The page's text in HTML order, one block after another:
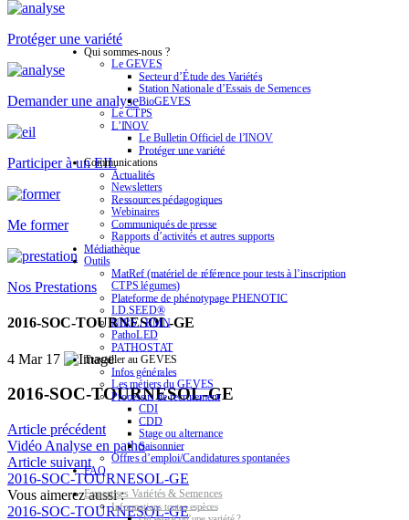
Protéger une variété
Demander une analyse
Participer à un EIL
Me former
Nos Prestations
2016-SOC-TOURNESOL-GE
4 Mar 17
2016-SOC-TOURNESOL-GE
Article précédent
Vidéo Analyse en patho
Article suivant
2016-SOC-TOURNESOL-GE
Vous aimerez aussi :
2016-SOC-TOURNESOL-GE
Qui sommes-nous ?
Le GEVES
Secteur d’Étude des Variétés
Station Nationale d’Essais de Semences
BioGEVES
Le CTPS
L’INOV
Le Bulletin Officiel de l’INOV
Protéger une variété
Communications
Actualités
Newsletters
Ressources pédagogiques
Webinaires
Communiqués de presse
Rapports d’activités et autres supports
Médiathèque
Outils
MatRef (matériel de référence pour tests à l’inscription
CTPS légumes)
Plateforme de phénotypage PHENOTIC
I.D.SEED®
NIRS / RMN
PathoLED
PATHOSTAT
Travailler au GEVES
Infos générales
Les métiers du GEVES
Processus de recrutement
CDI
CDD
Stage ou alternance
Saisonnier
Offres d’emploi/Candidatures spontanées
FAQ
Expertises Variétés & Semences
Informations toutes espèces